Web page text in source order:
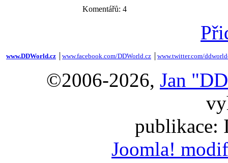
Komentářů: 4
www.DDWorld.cz www.facebook.com/DDWorld.cz www.twitter.com/
©2006-2026, Jan
publikace:
Joomla!